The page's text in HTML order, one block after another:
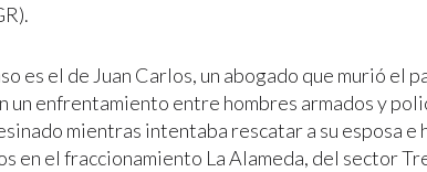
es el de Juan Carlos, un abogado que murió el
un enfrentamiento entre hombres armados y
mientras intentaba rescatar a su esposa e
en el fraccionamiento La Alameda, del sector